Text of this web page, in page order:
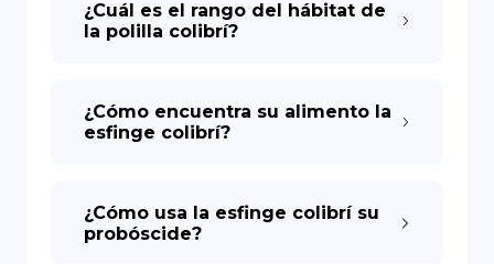
¿Cuál es el rango del hábitat de
la polilla colibrí?
¿Cómo encuentra su alimento la
esfinge colibrí?
¿Cómo usa la esfinge colibrí su
probóscide?